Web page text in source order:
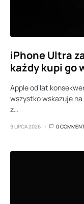
iPhone Ultra
każdy kupi go
Apple od lat
wszystko wskazuje
z…
9 LIPCA 2026 0